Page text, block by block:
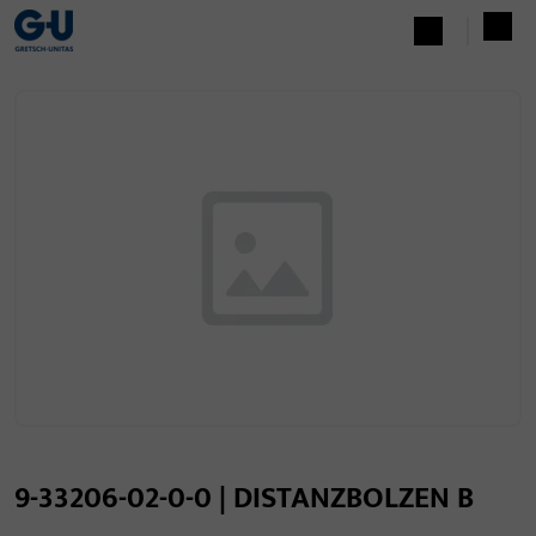
9-33206-02-0-0 | DISTANZBOLZEN B